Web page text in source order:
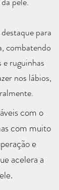
para
combatendo
ruguinhas
nos lábios,
com o
com muito
e
acelera a
.